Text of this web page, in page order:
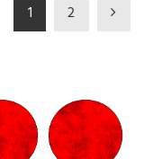
1 2